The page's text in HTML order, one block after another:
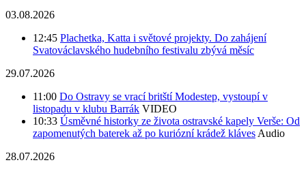
03.08.2026
12:45 Plachetka, Katta i světové projekty. Do zahájení
Svatováclavského hudebního festivalu zbývá měsíc
29.07.2026
11:00 Do Ostravy se vrací britští Modestep, vystoupí v
listopadu v klubu Barrák VIDEO
10:33 Úsměvné historky ze života ostravské kapely Verše: Od
zapomenutých baterek až po kuriózní krádež klávesAudio
28.07.2026